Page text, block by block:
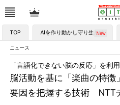
TOP AIを作り動かし守り生かす
ニュース
脳活動を基に「楽曲の特徴
要因を把握する技術 NTT
「言語化できない脳の反応」を利用